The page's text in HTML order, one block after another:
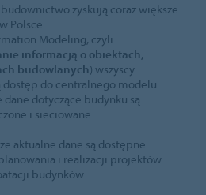
zyskują coraz większe
Polsce.
Modeling, czyli
informacją o obiektach,
budowlanych) wszyscy
do centralnego modelu
dotyczące budynku są
i sieciowane.
aktualne dane są dostępne
i realizacji projektów
budynków.